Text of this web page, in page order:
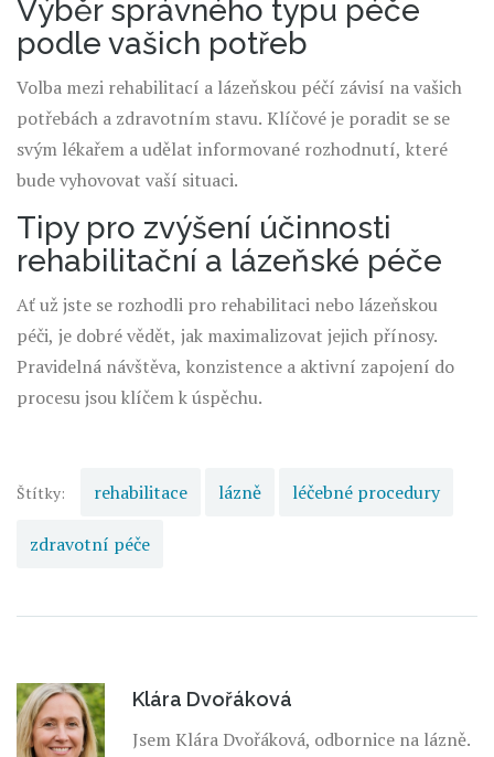
Výběr správného typu péče
podle vašich potřeb
Volba mezi rehabilitací a lázeňskou péčí závisí na vašich
potřebách a zdravotním stavu. Klíčové je poradit se se
svým lékařem a udělat informované rozhodnutí, které
bude vyhovovat vaší situaci.
Tipy pro zvýšení účinnosti
rehabilitační a lázeňské péče
Ať už jste se rozhodli pro rehabilitaci nebo lázeňskou
péči, je dobré vědět, jak maximalizovat jejich přínosy.
Pravidelná návštěva, konzistence a aktivní zapojení do
procesu jsou klíčem k úspěchu.
Štítky: rehabilitace lázně léčebné procedury
zdravotní péče
Klára Dvořáková
Jsem Klára Dvořáková, odbornice na lázně.